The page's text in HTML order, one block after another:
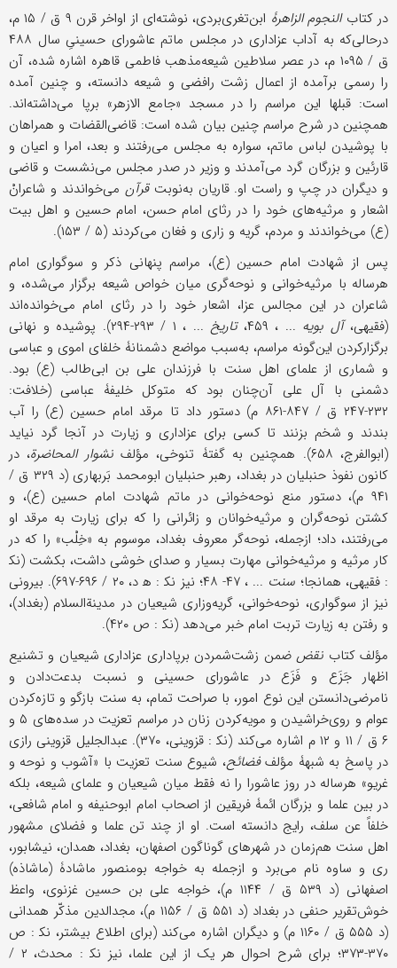
در کتابالنجوم الزاهرۀ
ابن‌تغری‌بردی، نوشته‌ای از اواخر قرن ۹ ق / ۱۵ م،
درحالی‌که به آداب عزاداری در مجلس ماتم عاشورای حسینیِ سال ۴۸۸
ق / ۱۰۹۵ م، در عصر سلاطین شیعه‌مذهب فاطمی قاهره اشاره شده، آن
را رسمی برآمده از اعمال زشت رافضی و شیعه دانسته، و چنین آمده
است: قبلها این مراسم را در مسجد «جامع الازهر» برپا می‌داشته‌اند.
همچنین در شرح مراسم چنین بیان شده است: قاضی‌القضات و همراهان
با پوشیدن لباس ماتم، سواره به مجلس می‌رفتند و بعد، امرا و اعیان و
قارئین و بزرگان گرد می‌آمدند و وزیر در صدر مجلس می‌نشست و قاضی
و دیگران در چپ و راست او. قاریان به‌نوبتقرآن می‌خواندند و شاعرانْ
اشعار و مرثیه‌های خود را در رثای امام حسن، امام حسین و اهل بیت
(ع) می‌خواندند و مردم، گریه و زاری و فغان می‌کردند (۵ / ۱۵۳).
پس از شهادت امام حسین (ع)، مراسم پنهانی ذکر و سوگواری امام
هرساله با مرثیه‌خوانی و نوحه‌گری میان خواص شیعه برگزار می‌شده، و
شاعران در این مجالس عزا، اشعار خود را در رثای امام می‌خوانده‌اند
(فقیهی،آل بویه ... ، ۴۵۹، تاریخ
... ، ۱ / ۲۹۳-۲۹۴). پوشیده و نهانی
برگزارکردن این‌گونه مراسم، به‌سبب مواضع دشمنانۀ خلفای اموی و عباسی
و شماری از علمای اهل سنت با فرزندان علی بن ابی‌طالب (ع) بود.
دشمنی با آل علی آن‌چنان بود که متوکل خلیفۀ عباسی (خلافت:
۲۳۲-۲۴۷ ق / ۸۴۷-۸۶۱ م) دستور داد تا مرقد امام حسین (ع) را آب
بندند و شخم بزنند تا کسی برای عزاداری و زیارت در آنجا گرد نیاید
(ابوالفرج، ۶۵۸). همچنین به گفتۀ تنوخی، مؤلف
نشوار المحاضرة، در
کانون نفوذ حنبلیان در بغداد، رهبر حنبلیان ابومحمد بَربهاری (د ۳۲۹ ق /
۹۴۱ م)، دستور منع نوحه‌خوانی در ماتم شهادت امام حسین (ع)، و
کشتن نوحه‌گران و مرثیه‌خوانان و زائرانی را که برای زیارت به مرقد او
می‌رفتند، داد؛ ازجمله، نوحه‌گر معروف بغداد، موسوم به «خِلْب» را که در
کار مرثیه و مرثیه‌خوانی مهارت بسیار و صدای خوشی داشت، بکشت (نک‍
: فقیهی، همانجا؛ سنت
... ، ۴۷- ۴۸؛ نیز نک‍ : ه‍ د، ۲۰ / ۶۹۶-۶۹۷). بیرونی
نیز از سوگواری، نوحه‌خوانی، گریه‌وزاری شیعیان در مدینةالسلام (بغداد)،
و رفتن به زیارت تربت امام خبر می‌دهد (نک‍ : ص ۴۲۰).
مؤلف کتاب نقضضمن زشت‌شمردن برپاداری عزاداری شیعیان و تشنیع
اظهار جَزَع و فَزَع در عاشورای حسینی و نسبت بدعت‌دادن و
نامرضی‌دانستن این نوع امور، با صراحت تمام، به سنت بازگو و تازه‌کردن
عوام و روی‌خراشیدن و مویه‌کردن زنان در مراسم تعزیت در سده‌های ۵ و
۶ ق / ۱۱ و ۱۲ م اشاره می‌کند (نک‍ : قزوینی، ۳۷۰). عبدالجلیل قزوینی رازی
در پاسخ به شبهۀ مؤلففضائح، شیوع سنت تعزیت با «آشوب و نوحه و
غریو» هرساله در روز عاشورا را نه فقط میان شیعیان و علمای شیعه، بلکه
در بین علما و بزرگان ائمۀ فریقین از اصحاب امام ابوحنیفه و امام شافعی،
خلفاً عن سلف، رایج دانسته است. او از چند تن علما و فضلای مشهور
اهل سنت هم‌زمان در شهرهای گوناگون اصفهان، بغداد، همدان، نیشابور،
ری و ساوه نام می‌برد و ازجمله به خواجه بومنصور ماشادۀ (ماشاذه)
اصفهانی (د ۵۳۹ ق / ۱۱۴۴ م)، خواجه علی بن حسین غزنوی، واعظ
خوش‌تقریر حنفی در بغداد (د ۵۵۱ ق / ۱۱۵۶ م)، مجدالدین مذکّر همدانی
(د ۵۵۵ ق / ۱۱۶۰ م) و دیگران اشاره می‌کند (برای اطلاع بیشتر، نک‍ : ص
۳۷۰-۳۷۳؛ برای شرح احوال هر یک از این علما، نیز نک‍ : محدث، ۲ /